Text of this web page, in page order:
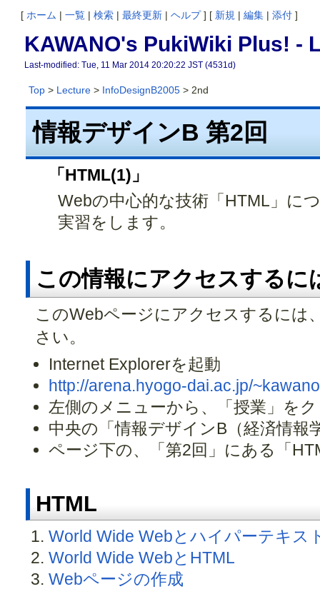
[ ホーム | 一覧 | 検索 | 最終更新 | ヘルプ] [ 新規 | 編集 | 添付 ]
KAWANO's PukiWiki Plus! -
Last-modified: Tue, 11 Mar 2014 20:20:22 JST (4531d)
Top> Lecture> InfoDesignB2005> 2nd
情報デザインB 第2回
「HTML(1)」
Webの中心的な技術「HTML」に
実習をします。
この情報にアクセスするに
このWebページにアクセスするには
さい。
Internet Explorerを起動
http://arena.hyogo-dai.ac.jp/
左側のメニューから、「授業」を
中央の「情報デザインB（経済情報
ページ下の、「第2回」にある「
HTML
World Wide Webとハイパーテキス
World Wide WebとHTML
Webページの作成